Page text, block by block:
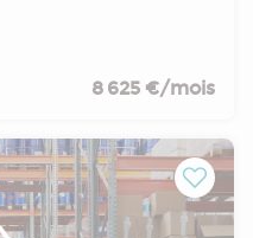
à la location un local
stationnement VL.
sectionnelles motorisées
et de locaux sociaux
le rez-de-chaussée et le
besoins spécifiques de
tertiaire).
8 625 €/mois